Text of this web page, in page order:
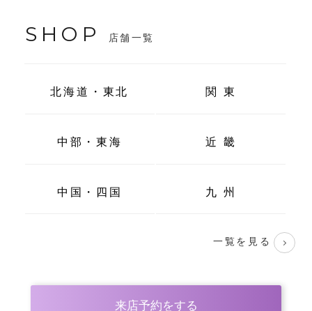
SHOP 店舗一覧
北海道・東北 関 東
中部・東海 近 畿
中国・四国 九 州
一覧を見る
来店予約をする